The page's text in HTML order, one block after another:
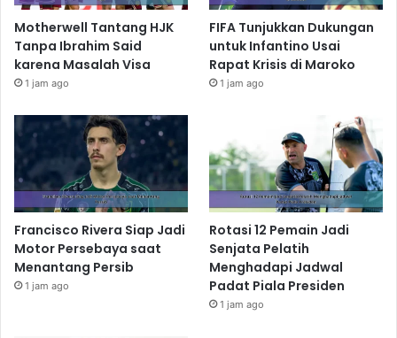
Motherwell Tantang HJK
Tanpa Ibrahim Said
karena Masalah Visa
1 jam ago
FIFA Tunjukkan Dukungan
untuk Infantino Usai
Rapat Krisis di Maroko
1 jam ago
Francisco Rivera Siap Jadi
Motor Persebaya saat
Menantang Persib
1 jam ago
Rotasi 12 Pemain Jadi
Senjata Pelatih
Menghadapi Jadwal
Padat Piala Presiden
1 jam ago